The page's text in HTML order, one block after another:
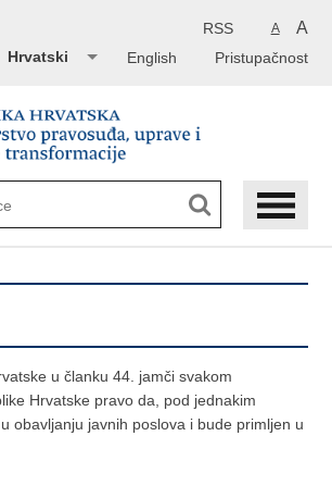
A A
RSS
Pristupačnost
English
Hrvatski
u članku 44. jamči svakom
Hrvatske pravo da, pod jednakim
obavljanju javnih poslova i bude primljen u